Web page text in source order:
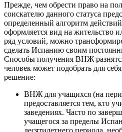
Прежде, чем обрести право на
соискателю данного статуса
определенный алгоритм
оформляется вид на жительство
ряд условий, можно
сделать Испанию своим
Способы получения ВНЖ
человек может подобрать для
решение:
ВНЖ для учащихся (на
предоставляется тем, кто
заведениях. Часто по
учащегося за пределы